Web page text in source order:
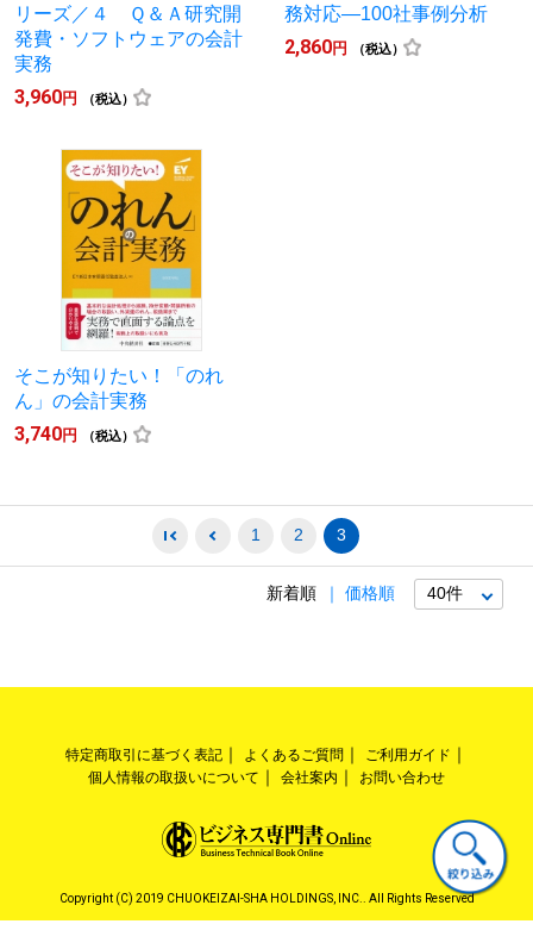
リーズ／４ Ｑ＆Ａ研究開
発費・ソフトウェアの会計
実務
3,960円 （税込）
務対応―100社事例分析
2,860円 （税込）
そこが知りたい！「のれ
ん」の会計実務
3,740円 （税込）
1 2 3
新着順 価格順
特定商取引に基づく表記 よくあるご質問
ご利用ガイド
個人情報の取扱いについて
会社案内 お問い合わせ
Copyright (C) 2019 CHUOKEIZAI-SHA HOLDINGS, INC.. All Rights Reserved